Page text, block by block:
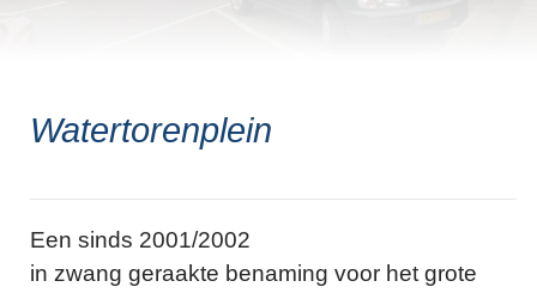
Watertorenplein
Een sinds 2001/2002
in zwang geraakte benaming voor het grote